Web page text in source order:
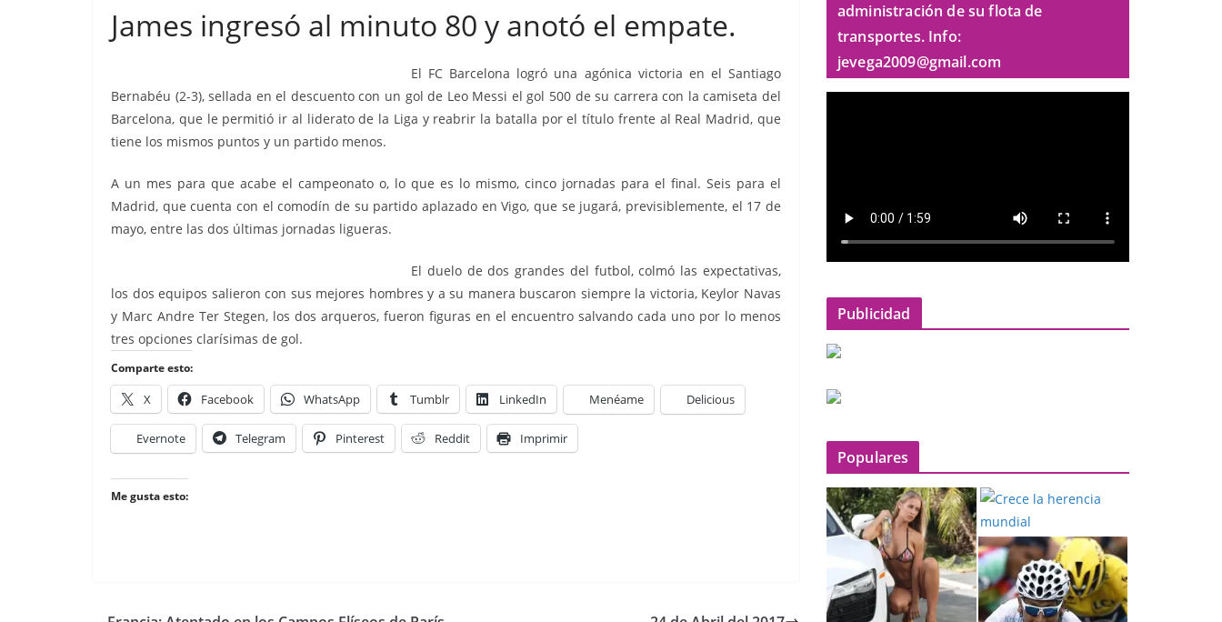
James ingresó al minuto 80 y anotó el empate.
El FC Barcelona logró una agónica victoria en el Santiago
Bernabéu (2-3), sellada en el descuento con un gol de Leo Messi el gol 500 de su carrera con la camiseta del
Barcelona, que le permitió ir al liderato de la Liga y reabrir la batalla por el título frente al Real Madrid, que
tiene los mismos puntos y un partido menos.
A un mes para que acabe el campeonato o, lo que es lo mismo, cinco jornadas para el final. Seis para el
Madrid, que cuenta con el comodín de su partido aplazado en Vigo, que se jugará, previsiblemente, el 17 de
mayo, entre las dos últimas jornadas ligueras.
El duelo de dos grandes del futbol, colmó las expectativas,
los dos equipos salieron con sus mejores hombres y a su manera buscaron siempre la victoria, Keylor Navas
y Marc Andre Ter Stegen, los dos arqueros, fueron figuras en el encuentro salvando cada uno por lo menos
tres opciones clarísimas de gol.
Comparte esto:
X Facebook WhatsApp Tumblr LinkedIn Menéame Delicious
Evernote Telegram Pinterest Reddit Imprimir
Me gusta esto:
administración de su flota de
transportes. Info:
jevega2009@gmail.com
Publicidad
Populares